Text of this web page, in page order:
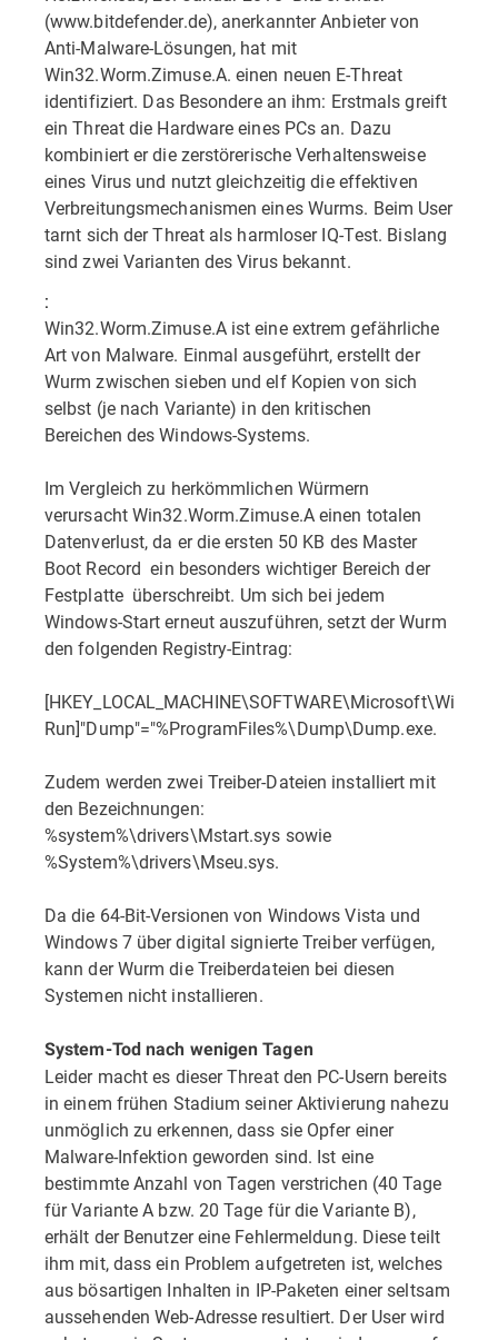
(www.bitdefender.de), anerkannter Anbieter von
Anti-Malware-Lösungen, hat mit
Win32.Worm.Zimuse.A. einen neuen E-Threat
identifiziert. Das Besondere an ihm: Erstmals greift
ein Threat die Hardware eines PCs an. Dazu
kombiniert er die zerstörerische Verhaltensweise
eines Virus und nutzt gleichzeitig die effektiven
Verbreitungsmechanismen eines Wurms. Beim User
tarnt sich der Threat als harmloser IQ-Test. Bislang
sind zwei Varianten des Virus bekannt.
:
Win32.Worm.Zimuse.A ist eine extrem gefährliche
Art von Malware. Einmal ausgeführt, erstellt der
Wurm zwischen sieben und elf Kopien von sich
selbst (je nach Variante) in den kritischen
Bereichen des Windows-Systems.
Im Vergleich zu herkömmlichen Würmern
verursacht Win32.Worm.Zimuse.A einen totalen
Datenverlust, da er die ersten 50 KB des Master
Boot Record  ein besonders wichtiger Bereich der
Festplatte  überschreibt. Um sich bei jedem
Windows-Start erneut auszuführen, setzt der Wurm
den folgenden Registry-Eintrag:
Run]"Dump"="%ProgramFiles%\Dump\Dump.exe.
Zudem werden zwei Treiber-Dateien installiert mit
den Bezeichnungen:
%system%\drivers\Mstart.sys sowie
%System%\drivers\Mseu.sys.
Da die 64-Bit-Versionen von Windows Vista und
Windows 7 über digital signierte Treiber verfügen,
kann der Wurm die Treiberdateien bei diesen
Systemen nicht installieren.
System-Tod nach wenigen Tagen
Leider macht es dieser Threat den PC-Usern bereits
in einem frühen Stadium seiner Aktivierung nahezu
unmöglich zu erkennen, dass sie Opfer einer
Malware-Infektion geworden sind. Ist eine
bestimmte Anzahl von Tagen verstrichen (40 Tage
für Variante A bzw. 20 Tage für die Variante B),
erhält der Benutzer eine Fehlermeldung. Diese teilt
ihm mit, dass ein Problem aufgetreten ist, welches
aus bösartigen Inhalten in IP-Paketen einer seltsam
aussehenden Web-Adresse resultiert. Der User wird